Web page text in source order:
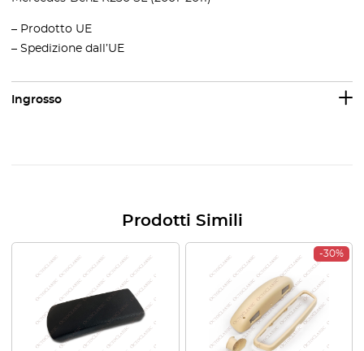
– Prodotto UE
– Spedizione dall’UE
Ingrosso
Prodotti Simili
-30%